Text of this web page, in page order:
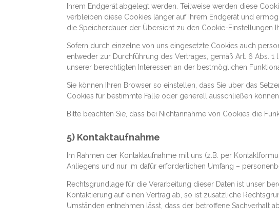
Ihrem Endgerät abgelegt werden. Teilweise werden diese
verbleiben diese Cookies länger auf Ihrem Endgerät und
die Speicherdauer der Übersicht zu den Cookie-Einstellungen
Sofern durch einzelne von uns eingesetzte Cookies auch
entweder zur Durchführung des Vertrages, gemäß Art. 6 Abs.
unserer berechtigten Interessen an der bestmöglichen
Sie können Ihren Browser so einstellen, dass Sie über das
Cookies für bestimmte Fälle oder generell ausschließen können.
Bitte beachten Sie, dass bei Nichtannahme von Cookies die
5) Kontaktaufnahme
Im Rahmen der Kontaktaufnahme mit uns (z.B. per
Anliegens und nur im dafür erforderlichen Umfang –
Rechtsgrundlage für die Verarbeitung dieser Daten ist unser
Kontaktierung auf einen Vertrag ab, so ist zusätzliche
Umständen entnehmen lässt, dass der betroffene Sachverhalt